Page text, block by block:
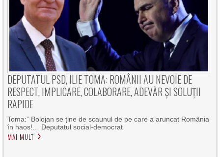
DEPUTATUL PSD, ILIE TOMA: ROMÂNII AU NEVOIE DE
RESPECT, IMPLICARE, COLABORARE, ADEVĂR ȘI SOLUȚII
RAPIDE
Toma:” Bolojan se ține de scaunul de pe care a aruncat România
în haos!… Deputatul social-democrat
MAI MULT